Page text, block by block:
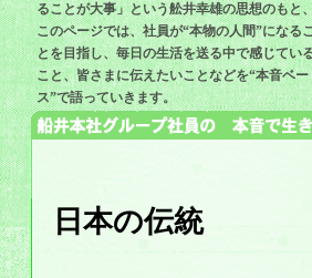
ることが大事」という舩井幸雄の思想のもと
このページでは、社員が“本物の人間”になる
とを目指し、毎日の生活を送る中で感じてい
こと、皆さまに伝えたいことなどを“本音ベー
ス”で語っていきます。
日本の伝統